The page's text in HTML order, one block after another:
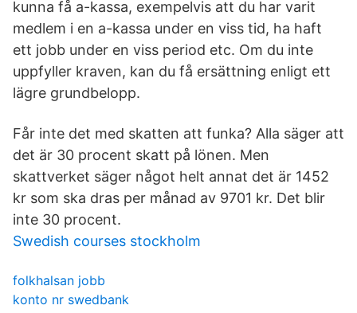
kunna få a-kassa, exempelvis att du har varit
medlem i en a-kassa under en viss tid, ha haft
ett jobb under en viss period etc. Om du inte
uppfyller kraven, kan du få ersättning enligt ett
lägre grundbelopp.
Får inte det med skatten att funka? Alla säger att
det är 30 procent skatt på lönen. Men
skattverket säger något helt annat det är 1452
kr som ska dras per månad av 9701 kr. Det blir
inte 30 procent.
Swedish courses stockholm
folkhalsan jobb
konto nr swedbank